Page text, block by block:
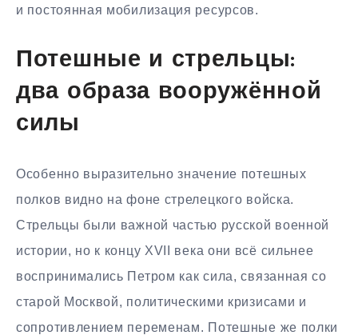
и постоянная мобилизация ресурсов.
Потешные и стрельцы:
два образа вооружённой
силы
Особенно выразительно значение потешных
полков видно на фоне стрелецкого войска.
Стрельцы были важной частью русской военной
истории, но к концу XVII века они всё сильнее
воспринимались Петром как сила, связанная со
старой Москвой, политическими кризисами и
сопротивлением переменам. Потешные же полки